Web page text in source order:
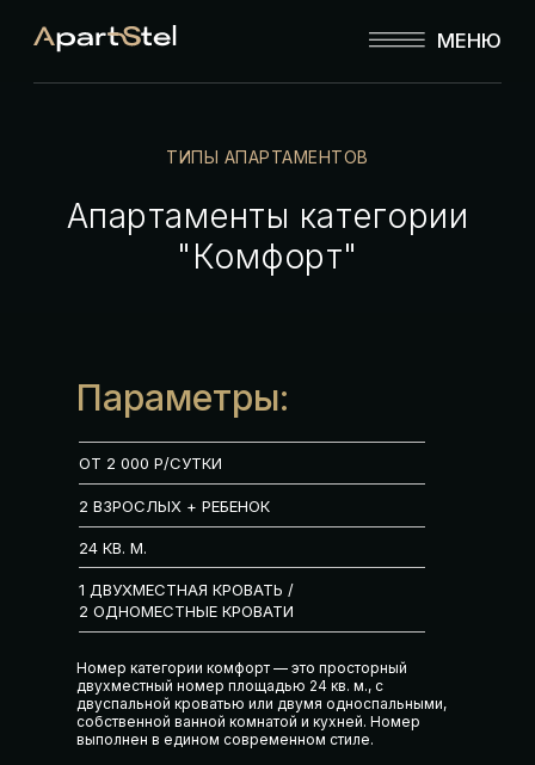
ТИПЫ АПАРТАМЕНТОВ
Апартаменты категории
"Комфорт"
Номер категории комфорт — это просторный
двухместный номер площадью 24 кв. м., с
двуспальной кроватью или двумя односпальными,
собственной ванной комнатой и кухней. Номер
выполнен в едином современном стиле.
Параметры:
1 ДВУХМЕСТНАЯ КРОВАТЬ /
2 ОДНОМЕСТНЫЕ КРОВАТИ
24 КВ. М.
2 ВЗРОСЛЫХ + РЕБЕНОК
ОТ 2 000 Р/СУТКИ